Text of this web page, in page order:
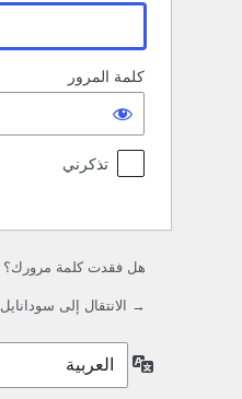
كلمة المرور
تذكرني
هل فقدت كلمة مرورك؟
→ الانتقال إلى سودانايل
اللغة